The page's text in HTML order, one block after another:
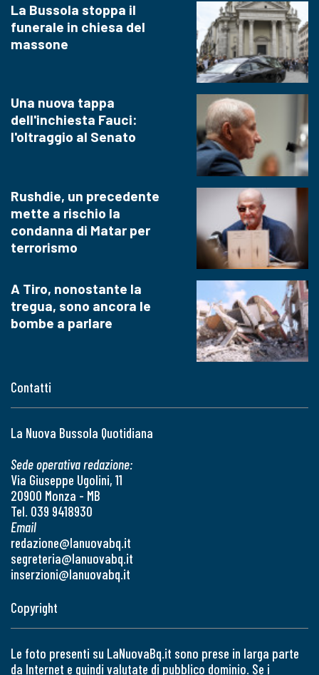
Contatti
La Nuova Bussola Quotidiana
Sede operativa redazione:
Via Giuseppe Ugolini, 11
20900 Monza - MB
Tel. 039 9418930
Email
redazione@lanuovabq.it
segreteria@lanuovabq.it
inserzioni@lanuovabq.it
La Bussola stoppa il
funerale in chiesa del
massone
Una nuova tappa
dell'inchiesta Fauci:
l'oltraggio al Senato
Rushdie, un precedente
mette a rischio la
condanna di Matar per
terrorismo
A Tiro, nonostante la
tregua, sono ancora le
bombe a parlare
Copyright
Le foto presenti su LaNuovaBq.it sono prese in larga parte
da Internet e quindi valutate di pubblico dominio. Se i